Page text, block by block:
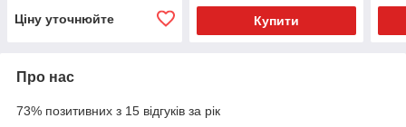
Ціну уточнюйте Купити
Про нас
73% позитивних з 15 відгуків за рік